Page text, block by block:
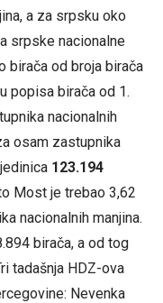
a za srpsku oko
srpske nacionalne
birača od broja birača
popisa birača od 1.
nacionalnih
osam zastupnika
123.194
Most je trebao 3,62
nacionalnih manjina.
birača, a od tog
tadašnja HDZ-ova
Nevenka